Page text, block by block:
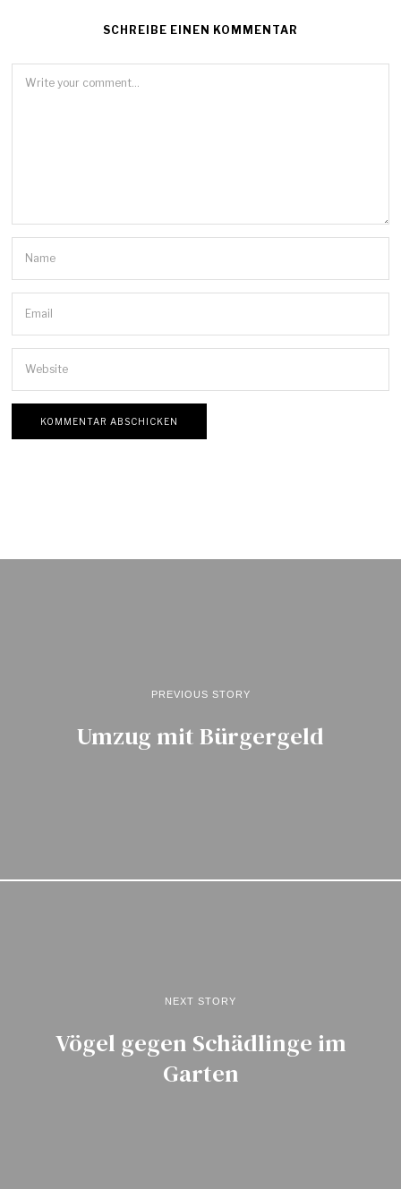
SCHREIBE EINEN KOMMENTAR
PREVIOUS STORY
Umzug mit Bürgergeld
NEXT STORY
Vögel gegen Schädlinge im
Garten